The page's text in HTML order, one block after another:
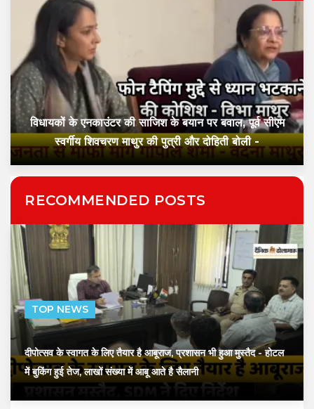
विधायकों के एनकाउंटर की साजिश के बयान पर बवाल, पूर्व सीएम
स्वर्गीय शिवचरण माथुर की पुत्री और दोहिती बोली -
RECOMMENDED POSTS
TOP NEWS
दीपोत्सव के स्वागत के लिए तैयार है आबूराज, प्रशासन भी हुआ मुस्तैद- होटल
में बुकिंग हुई तेज, लाखों संख्या में आबू आते है सैलानी